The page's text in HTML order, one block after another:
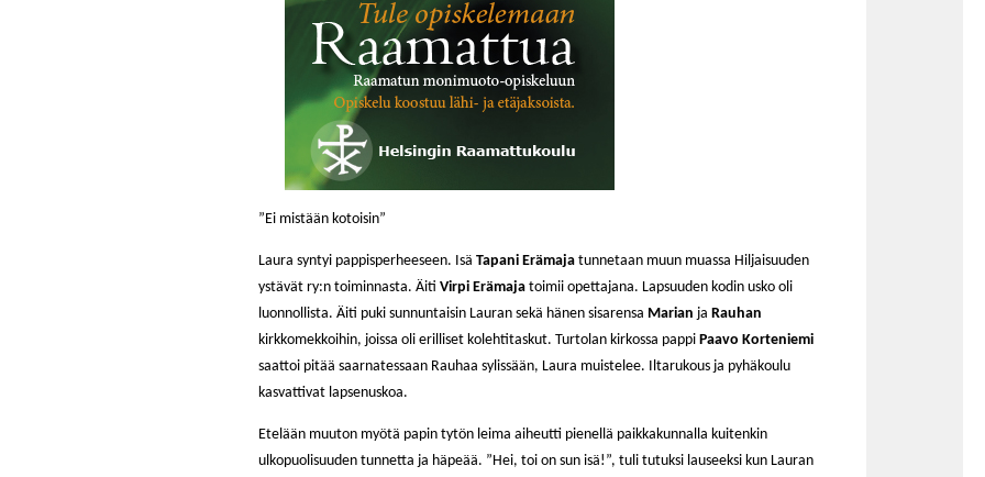
”Ei mistään kotoisin”
Laura syntyi pappisperheeseen. Isä Tapani Erämajatunnetaan muun muassa Hiljaisuuden
ystävät ry:n toiminnasta. Äiti Virpi Erämajatoimii opettajana. Lapsuuden kodin usko oli
luonnollista. Äiti puki sunnuntaisin Lauran sekä hänen sisarensa Marian ja Rauhan
kirkkomekkoihin, joissa oli erilliset kolehtitaskut. Turtolan kirkossa pappi Paavo Korteniemi
saattoi pitää saarnatessaan Rauhaa sylissään, Laura muistelee. Iltarukous ja pyhäkoulu
kasvattivat lapsenuskoa.
Etelään muuton myötä papin tytön leima aiheutti pienellä paikkakunnalla kuitenkin
ulkopuolisuuden tunnetta ja häpeää. ”Hei, toi on sun isä!”, tuli tutuksi lauseeksi kun Lauran